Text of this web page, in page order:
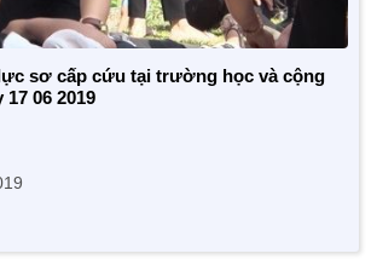
ĐẸP
VTV1
sơ cấp cứu tại trường học và cộng
06 2019